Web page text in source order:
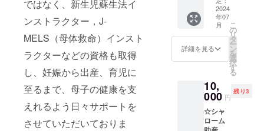
ではなく、新生児蘇生法イ
ンストラクター，J-
MELS（母体救命）インスト
ラクターなどの資格も取得
し、妊娠から出産、育児に
至るまで、母子の健康を支
えれるよう日々サポートを
させていただいておりま
アドバイス
提供など、
総合的にサ
ポートしま
す。
＋お礼
のメー
ル【限
定20
個】 広
島を
100％味
個入り
【内容
量】15g
／袋
10種
2024
年07
月
詳細を見る
こ
の
リ
タ
ー
ン
を
選
択
す
る
10,
000 円
残り3
☆シャ
ローム